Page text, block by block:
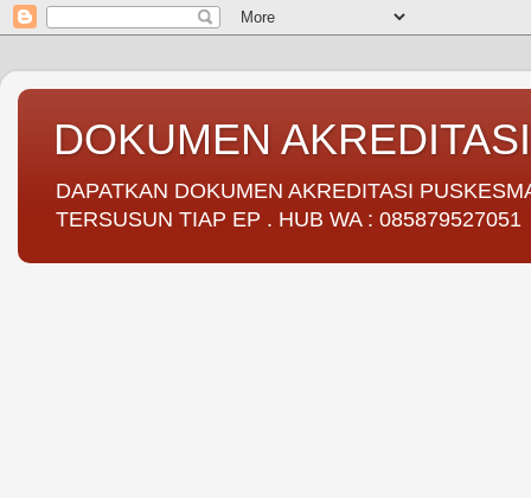
DOKUMEN
DAPATKAN DOKUMEN AKREDITASI
TERSUSUN TIAP EP . HUB WA : 085879527051